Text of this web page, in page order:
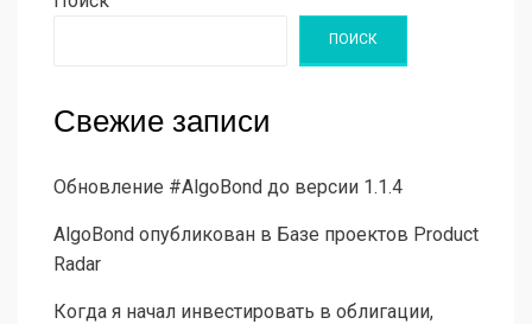
ПОИСК
Свежие записи
Обновление #AlgoBond до версии 1.1.4
AlgoBond опубликован в Базе проектов Product
Radar
Когда я начал инвестировать в облигации,